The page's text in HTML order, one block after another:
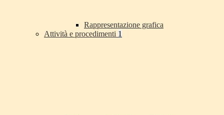
Rappresentazione grafica
Attività e procedimenti 1